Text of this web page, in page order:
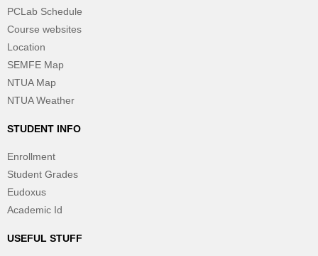
PCLab Schedule
Course websites
Location
SEMFE Map
NTUA Map
NTUA Weather
STUDENT INFO
Enrollment
Student Grades
Eudoxus
Academic Id
USEFUL STUFF